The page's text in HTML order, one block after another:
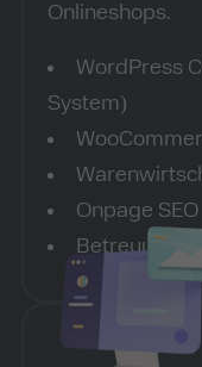
Onlineshops.
WordPress
System)
Onpage SEO
Betreuung